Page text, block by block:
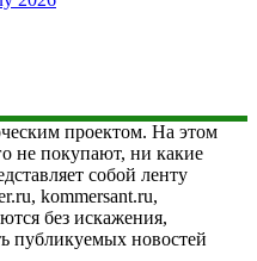
проектом. На этом
не покупают, ни какие
собой ленту
kommersant.ru,
без искажения,
публикуемых новостей